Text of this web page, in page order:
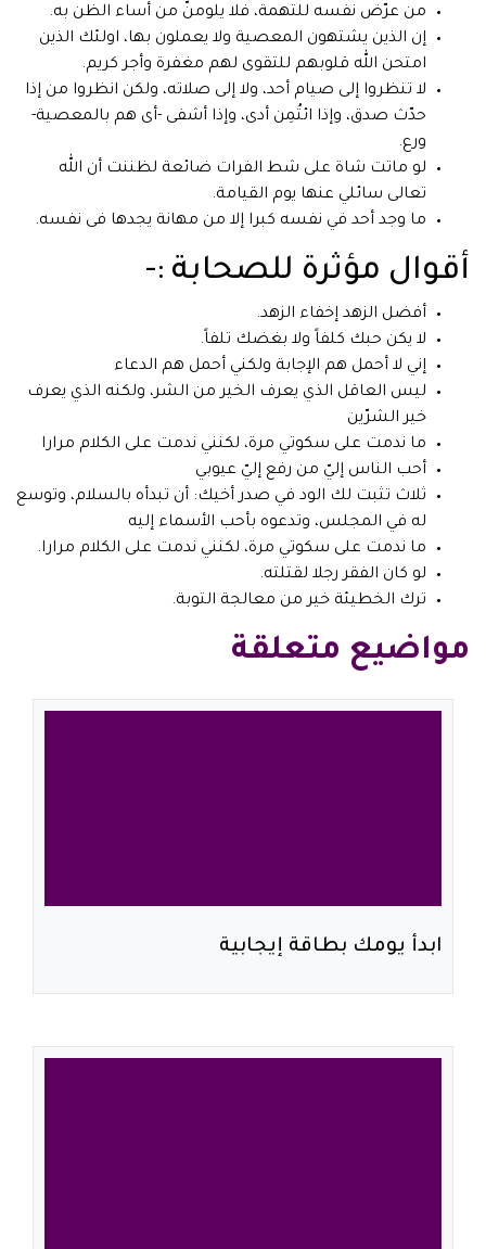
من عرّض نفسه للتهمة، فلا يلومنّ من أساء الظن به.
إن الذين يشتهون المعصية ولا يعملون بها، اولئك الذين
امتحن الله قلوبهم للتقوى لهم مغفرة وأجر كريم.
لا تنظروا إلى صيام أحد، ولا إلى صلاته، ولكن انظروا من إذا
حدّث صدق، وإذا ائتُمِن أدى، وإذا أشفى -أى هم بالمعصية-
ورع.
لو ماتت شاة على شط الفرات ضائعة لظننت أن الله
تعالى سائلي عنها يوم القيامة.
ما وجد أحد في نفسه كبرا إلا من مهانة يجدها فى نفسه.
أقوال مؤثرة للصحابة :-
أفضل الزهد إخفاء الزهد.
لا يكن حبك كلفاً ولا بغضك تلفاً.
إني لا أحمل هم الإجابة ولكني أحمل هم الدعاء
ليس العاقل الذي يعرف الخير من الشر، ولكنه الذي يعرف
خير الشرّين
ما ندمت على سكوتي مرة، لكنني ندمت على الكلام مرارا
أحب الناس إليّ من رفع إليّ عيوبي
ثلاث تثبت لك الود في صدر أخيك: أن تبدأه بالسلام، وتوسع
له في المجلس، وتدعوه بأحب الأسماء إليه
ما ندمت على سكوتي مرة، لكنني ندمت على الكلام مرارا.
لو كان الفقر رجلا لقتلته.
ترك الخطيئة خير من معالجة التوبة.
مواضيع متعلقة
ابدأ يومك بطاقة إيجابية